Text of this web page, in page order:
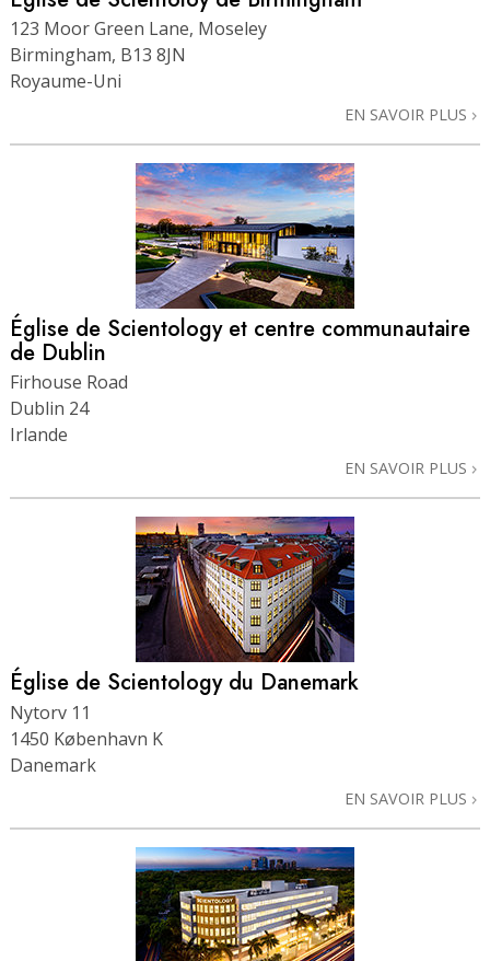
123 Moor Green Lane, Moseley
Birmingham, B13 8JN
Royaume-Uni
EN SAVOIR PLUS
Église de Scientology et centre communautaire
de Dublin
Firhouse Road
Dublin 24
Irlande
EN SAVOIR PLUS
Église de Scientology du Danemark
Nytorv 11
1450 København K
Danemark
EN SAVOIR PLUS